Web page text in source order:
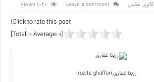
گالری عکس Leave a comment
1,020 Views
Click to rate this post!
[Total:
0Average: 0
]